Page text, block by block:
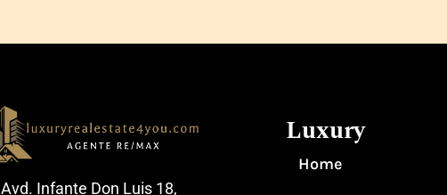
Avd. Infante Don Luis 18,
Luxury
Home